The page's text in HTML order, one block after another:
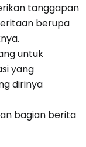
tanggapan
berupa
untuk
yang
dirinya
bagian berita